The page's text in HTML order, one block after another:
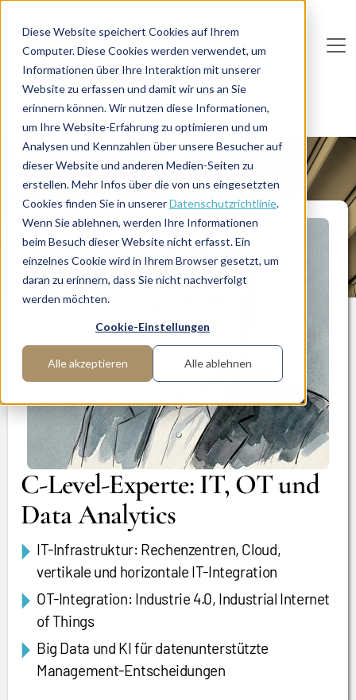
Diese Website speichert Cookies auf Ihrem
Computer. Diese Cookies werden verwendet, um
Informationen über Ihre Interaktion mit unserer
Website zu erfassen und damit wir uns an Sie
erinnern können. Wir nutzen diese Informationen,
um Ihre Website-Erfahrung zu optimieren und um
Analysen und Kennzahlen über unsere Besucher auf
dieser Website und anderen Medien-Seiten zu
erstellen. Mehr Infos über die von uns eingesetzten
Cookies finden Sie in unsererDatenschutzrichtlinie.
Wenn Sie ablehnen, werden Ihre Informationen
beim Besuch dieser Website nicht erfasst. Ein
einzelnes Cookie wird in Ihrem Browser gesetzt, um
daran zu erinnern, dass Sie nicht nachverfolgt
werden möchten.
Cookie-Einstellungen
Alle akzeptieren Alle ablehnen
Deutsc he InterimAG
Home
Manager-Übersicht
MANAGERPROFIL
C-Level-Experte: IT, OT und
Data Analytics
IT-Infrastruktur: Rechenzentren, Cloud,
vertikale und horizontale IT-Integration
OT-Integration: Industrie 4.0, Industrial Internet
of Things
Big Data und KI für datenunterstützte
Management-Entscheidungen